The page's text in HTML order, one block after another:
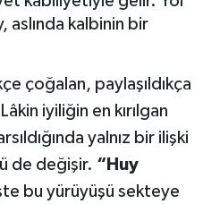
aslında kalbinin bir
çoğalan, paylaşıldıkça
iyiliğin en kırılgan
yalnız bir ilişki
de değişir. “Huy
bu yürüyüşü sekteye